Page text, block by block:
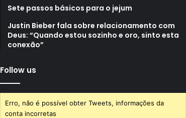
Sete passos básicos para o jejum
Justin Bieber fala sobre relacionamento com
Deus: “Quando estou sozinho e oro, sinto esta
conexão”
Follow us
Erro, não é possível obter Tweets, informações da
conta incorretas